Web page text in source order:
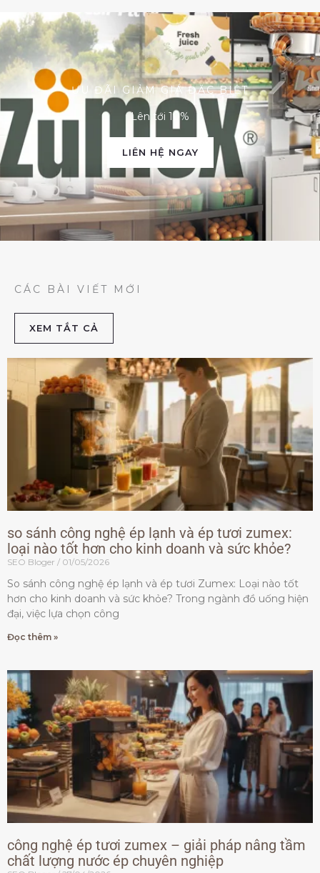
ƯU ĐÃI GIẢM GIÁ ĐẶC BIỆT
Lên tới 10%
LIÊN HỆ NGAY
CÁC BÀI VIẾT MỚI
XEM TẮT CẢ
so sánh công nghệ ép lạnh và ép tươi zumex:
loại nào tốt hơn cho kinh doanh và sức khỏe?
SEO Bloger 01/05/2026
So sánh công nghệ ép lạnh và ép tươi Zumex: Loại nào tốt
hơn cho kinh doanh và sức khỏe? Trong ngành đồ uống hiện
đại, việc lựa chọn công
Đọc thêm »
công nghệ ép tươi zumex – giải pháp nâng tầm
chất lượng nước ép chuyên nghiệp